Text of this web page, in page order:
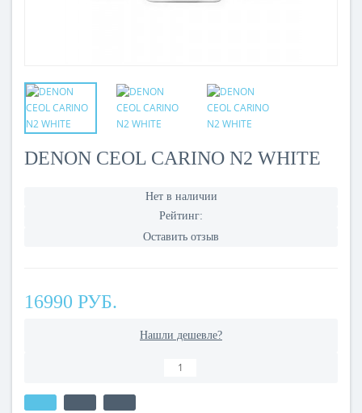
DENON CEOL CARINO N2 WHITE
Нет в наличии
Рейтинг:
Оставить отзыв
16990 РУБ.
Нашли дешевле?